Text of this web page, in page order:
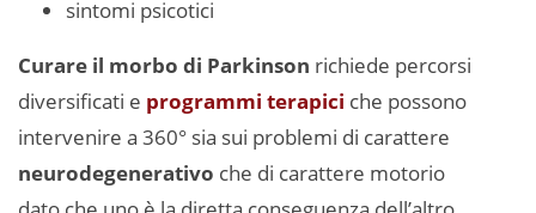
sintomi psicotici
Curare il morbo di Parkinson richiede percorsi
diversificati e programmi terapici che possono
intervenire a 360° sia sui problemi di carattere
neurodegenerativo che di carattere motorio